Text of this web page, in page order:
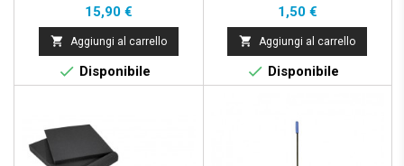
Prezzo
15,90 €
 Aggiungi al carrello
 Disponibile
Prezzo
1,50 €
 Aggiungi al carrello
 Disponibile